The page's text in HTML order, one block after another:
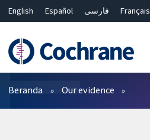
English Español فارسی
Français
Bahasa Malaysia
ไทย
繁體中文
简体中文
Filter
Beranda Our evidence